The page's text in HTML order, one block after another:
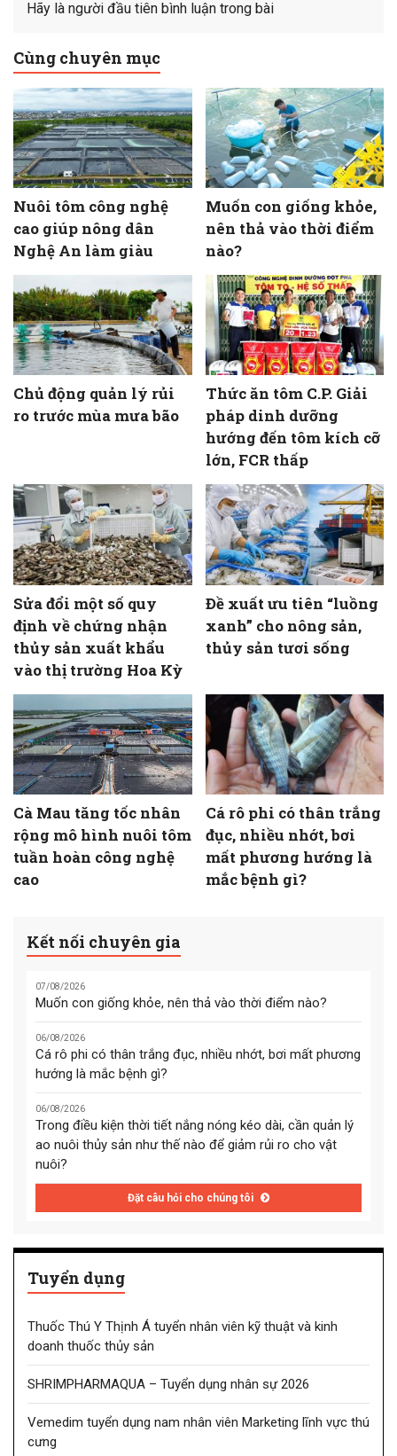
Hãy là người đầu tiên bình luận trong bài
Cùng chuyên mục
Nuôi tôm công nghệ
cao giúp nông dân
Nghệ An làm giàu
Muốn con giống khỏe,
nên thả vào thời điểm
nào?
Chủ động quản lý rủi
ro trước mùa mưa bão
Thức ăn tôm C.P. Giải
pháp dinh dưỡng
hướng đến tôm kích cỡ
lớn, FCR thấp
Sửa đổi một số quy
định về chứng nhận
thủy sản xuất khẩu
vào thị trường Hoa Kỳ
Đề xuất ưu tiên “luồng
xanh” cho nông sản,
thủy sản tươi sống
Cà Mau tăng tốc nhân
rộng mô hình nuôi tôm
tuần hoàn công nghệ
cao
Cá rô phi có thân trắng
đục, nhiều nhớt, bơi
mất phương hướng là
mắc bệnh gì?
Kết nối chuyên gia
07/08/2026
Muốn con giống khỏe, nên thả vào thời điểm nào?
06/08/2026
Cá rô phi có thân trắng đục, nhiều nhớt, bơi mất phương
hướng là mắc bệnh gì?
06/08/2026
Trong điều kiện thời tiết nắng nóng kéo dài, cần quản lý
ao nuôi thủy sản như thế nào để giảm rủi ro cho vật
nuôi?
Đặt câu hỏi cho chúng tôi
Tuyển dụng
Thuốc Thú Y Thịnh Á tuyển nhân viên kỹ thuật và kinh
doanh thuốc thủy sản
SHRIMPHARMAQUA – Tuyển dụng nhân sự 2026
Vemedim tuyển dụng nam nhân viên Marketing lĩnh vực thú
cưng